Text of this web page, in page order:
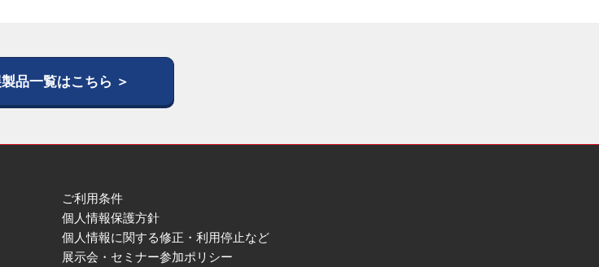
品一覧はこちら ＞
ご利用条件
個人情報保護方針
個人情報に関する修正・利用停止など
展示会・セミナー参加ポリシー